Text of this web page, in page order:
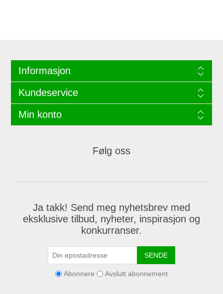
Informasjon
Kundeservice
Min konto
Følg oss
Ja takk! Send meg nyhetsbrev med
eksklusive tilbud, nyheter, inspirasjon og
konkurranser.
SENDE
Abonnere Avslutt abonnement